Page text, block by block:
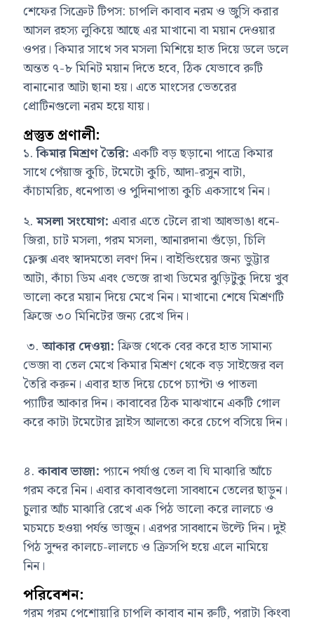
শেফের সিক্রেট টিপস: চাপলি কাবাব নরম ও জুসি করার
আসল রহস্য লুকিয়ে আছে এর মাখানো বা ময়ান দেওয়ার
ওপর। কিমার সাথে সব মসলা মিশিয়ে হাত দিয়ে ডলে ডলে
অন্তত ৭-৮ মিনিট ময়ান দিতে হবে, ঠিক যেভাবে রুটি
বানানোর আটা ছানা হয়। এতে মাংসের ভেতরের
প্রোটিনগুলো নরম হয়ে যায়।
প্রস্তুত প্রণালী:
১.কিমার মিশ্রণ তৈরি: একটি বড় ছড়ানো পাত্রে কিমার
সাথে পেঁয়াজ কুচি, টমেটো কুচি, আদা-রসুন বাটা,
কাঁচামরিচ, ধনেপাতা ও পুদিনাপাতা কুচি একসাথে নিন।
২.মসলা সংযোগ: এবার এতে টেলে রাখা আধভাঙা ধনে-
জিরা, চাট মসলা, গরম মসলা, আনারদানা গুঁড়ো, চিলি
ফ্লেক্স এবং স্বাদমতো লবণ দিন। বাইন্ডিংয়ের জন্য ভুট্টার
আটা, কাঁচা ডিম এবং ভেজে রাখা ডিমের ঝুড়িটুকু দিয়ে খুব
ভালো করে ময়ান দিয়ে মেখে নিন। মাখানো শেষে মিশ্রণটি
ফ্রিজে ৩০ মিনিটের জন্য রেখে দিন।
৩.আকার দেওয়া: ফ্রিজ থেকে বের করে হাত সামান্য
ভেজা বা তেল মেখে কিমার মিশ্রণ থেকে বড় সাইজের বল
তৈরি করুন। এবার হাত দিয়ে চেপে চ্যাপ্টা ও পাতলা
প্যাটির আকার দিন। কাবাবের ঠিক মাঝখানে একটি গোল
করে কাটা টমেটোর স্লাইস আলতো করে চেপে বসিয়ে দিন।
৪.কাবাব ভাজা: প্যানে পর্যাপ্ত তেল বা ঘি মাঝারি আঁচে
গরম করে নিন। এবার কাবাবগুলো সাবধানে তেলের ছাড়ুন।
চুলার আঁচ মাঝারি রেখে এক পিঠ ভালো করে লালচে ও
মচমচে হওয়া পর্যন্ত ভাজুন। এরপর সাবধানে উল্টে দিন। দুই
পিঠ সুন্দর কালচে-লালচে ও ক্রিসপি হয়ে এলে নামিয়ে
নিন।
পরিবেশন:
গরম গরম পেশোয়ারি চাপলি কাবাব নান রুটি, পরাটা কিংবা